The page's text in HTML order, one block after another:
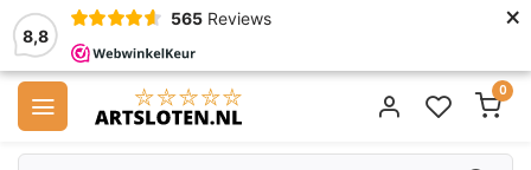
8,8
565 Reviews ×
0